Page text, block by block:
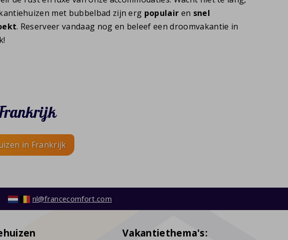
met bubbelbad zijn erg populair en snel
. Reserveer vandaag nog en beleef een droomvakantie in
in Frankrijk
nl@francecomfort.com
Vakantiethema's: